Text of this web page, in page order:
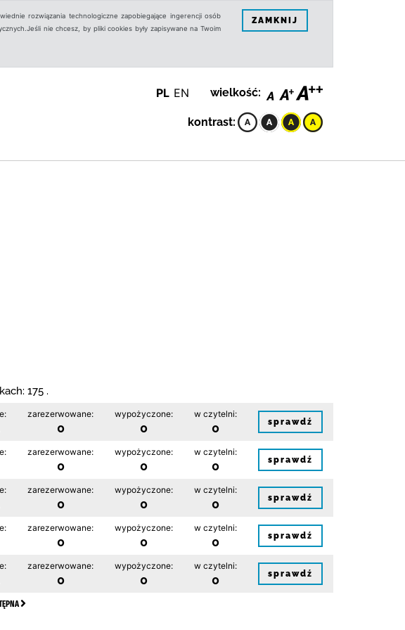
rozwiązania technologiczne zapobiegające ingerencji osób
nie chcesz, by pliki cookies były zapisywane na Twoim
ZAMKNIJ
PL EN wielkość:
kontrast:
175 .
zarezerwowane:
0
wypożyczone:
0
w czytelni:
0 sprawdź
zarezerwowane:
0
wypożyczone:
0
w czytelni:
0 sprawdź
zarezerwowane:
0
wypożyczone:
0
w czytelni:
0 sprawdź
zarezerwowane:
0
wypożyczone:
0
w czytelni:
0 sprawdź
zarezerwowane:
0
wypożyczone:
0
w czytelni:
0 sprawdź